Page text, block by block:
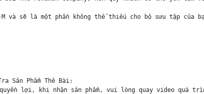
và sẽ là một phần không thể thiếu cho bộ sưu tập
Sản Phẩm Thẻ Bài:
quyền lợi, khi nhận sản phẩm, vui lòng quay video